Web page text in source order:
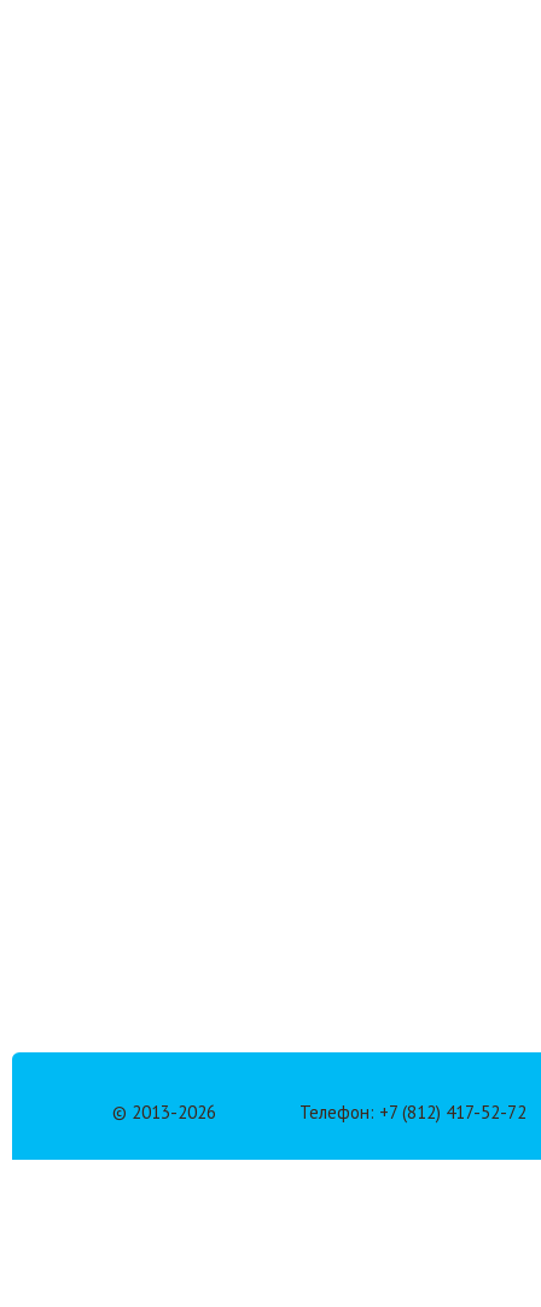
© 2013-2026 Телефон: +7 (812) 417-52-72